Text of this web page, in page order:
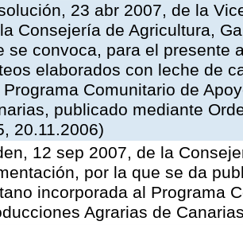
23 abr 2007, de la
Consejería de Agricultura,
se convoca, para el presente
elaborados con leche de
Comunitario de
publicado mediante
20.11.2006)
12 sep 2007, de la
por la que se da
incorporada al Programa
Agrarias de